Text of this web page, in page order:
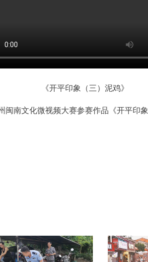
《开平印象（三）泥鸡》
闽南文化微视频大赛参赛作品《开平印象